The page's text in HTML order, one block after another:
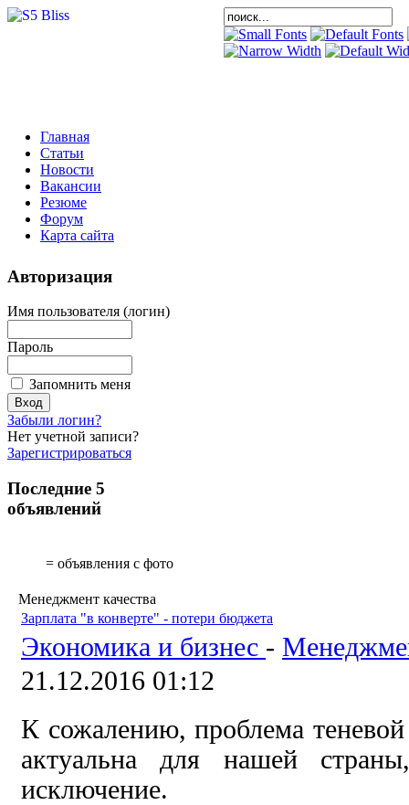
Главная
Статьи
Новости
Вакансии
Резюме
Форум
Карта сайта
Авторизация
Имя пользователя (логин)
Пароль
Запомнить меня
Забыли логин?
Нет учетной записи?
Зарегистрироваться
Последние 5
объявлений
= объявления с фото
Менеджмент качества
Зарплата "в конверте" - потери бюджета
Экономика и бизнес -
21.12.2016 01:12
К сожалению, проблема
актуальна для нашей
исключение.